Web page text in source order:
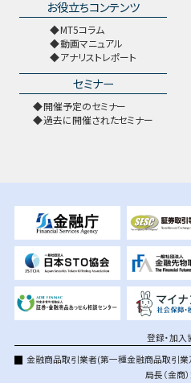
お役立ちコンテンツ
MT5コラム
動画マニュアル
アナリストレポート
セミナー
開催予定のセミナー
過去に開催されたセミナー
登録・加入
金融商品取引業者(第一種金融商品取引
局長（金商